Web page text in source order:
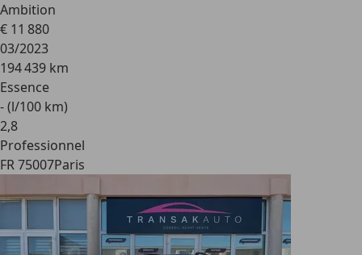
Ambition
€ 11 880
03/2023
194 439 km
Essence
- (l/100 km)
2,8
Professionnel
FR 75007Paris